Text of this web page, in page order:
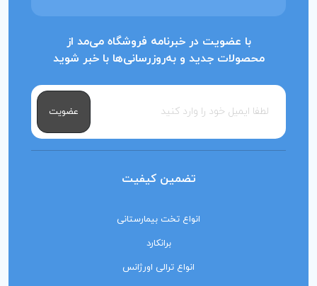
با عضویت در خبرنامه فروشگاه می‌مد از
محصولات جدید و به‌روزرسانی‌ها با خبر شوید
عضویت
تضمین کیفیت
انواع تخت بیمارستانی
برانکارد
انواع ترالی اورژانس